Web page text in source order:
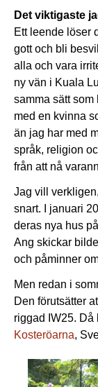
Det viktigaste
Ett leende löser
gott och bli
alla och vara
ny vän i Kuala
samma sätt som
med en kvinna
än jag har med
språk, religion
från att nå
Jag vill
snart. I januari
deras nya hus
Ang skickar
och påminner
Men redan i
Den förutsätter
riggad IW25. Då
Kosteröarna,